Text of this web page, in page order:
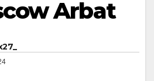
Arbat